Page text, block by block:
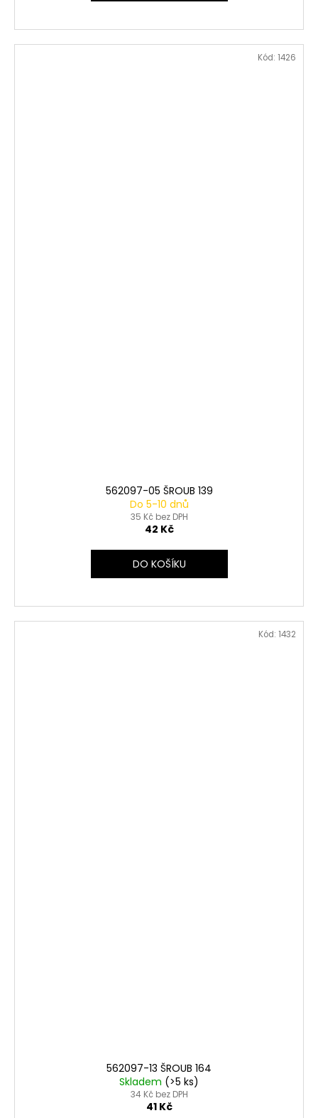
562097-05 ŠROUB 139
Do 5-10 dnů
35 Kč bez DPH
42 Kč
DO KOŠÍKU
Kód: 1426
562097-13 ŠROUB 164
Skladem (>5 ks)
34 Kč bez DPH
41 Kč
Kód: 1432